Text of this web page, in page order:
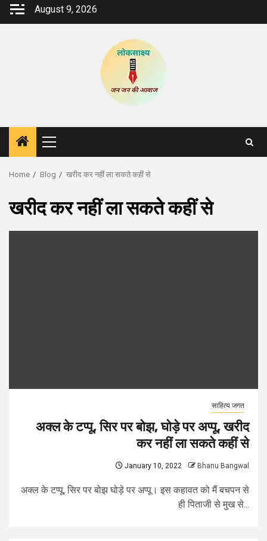
Skip
August 9, 2026
Primary
Menu
Home Blog खरीद कर नहीं ला सकते कहीं से
खरीद कर नहीं ला सकते कहीं से
साहित्य जगत
अक्ल के टप्पू, सिर पर बोझ, घोड़े पर अप्पू, खरीद
कर नहीं ला सकते कहीं से
January 10, 2022 Bhanu Bangwal
अक्ल के टप्पू, सिर पर बोझ घोड़े पर अप्पू। इस कहावत को मैं बचपन से
ही पिताजी से मुख से...